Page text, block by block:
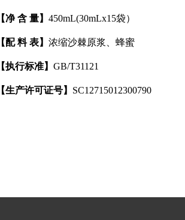
【净 含 量】 450mL(30mLx15袋）
【配 料 表】 浓缩沙棘原浆、蜂蜜
【执行标准】 GB/T31121
【生产许可证号】 SC12715012300790